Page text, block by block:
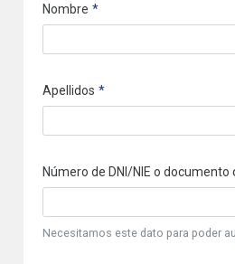
Nombre
Apellidos
Número de DNI/NIE o
Necesitamos este dato para poder